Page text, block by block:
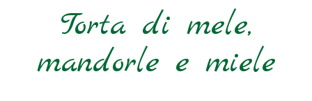
Torta di mele,
mandorle e miele